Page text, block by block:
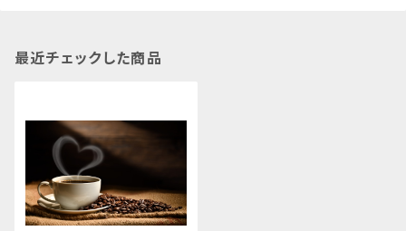
最近チェックした商品